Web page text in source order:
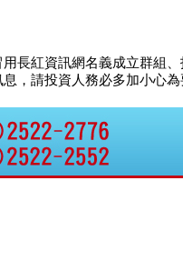
長紅資訊網名義成立群組
，請投資人務必多加小心